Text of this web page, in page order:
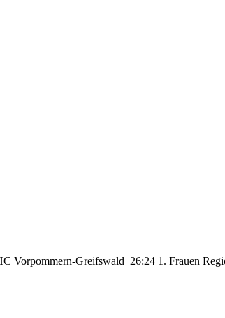
Vorpommern-Greifswald 26:24 1. Frauen